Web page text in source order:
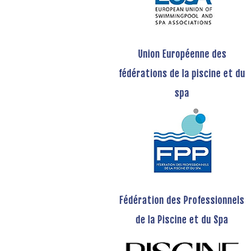
Union Européenne des
fédérations de la piscine et du
spa
Fédération des Professionnels
de la Piscine et du Spa